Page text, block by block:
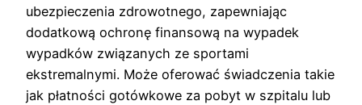
ubezpieczenia zdrowotnego, zapewniając
dodatkową ochronę finansową na wypadek
wypadków związanych ze sportami
ekstremalnymi. Może oferować świadczenia takie
jak płatności gotówkowe za pobyt w szpitalu lub